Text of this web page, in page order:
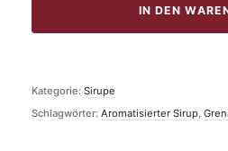
IN DEN
Kategorie: Sirupe
Schlagwörter: Aromatisierter Sirup,